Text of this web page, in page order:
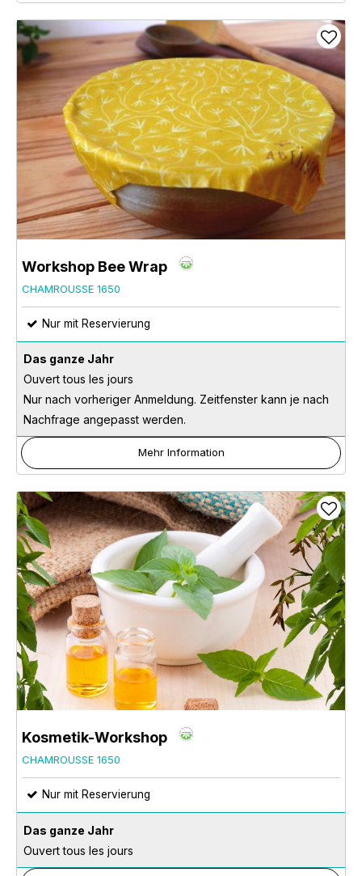
Workshop Bee Wrap
CHAMROUSSE 1650
Nur mit Reservierung
Das ganze Jahr
Ouvert tous les jours
Nur nach vorheriger Anmeldung. Zeitfenster kann je nach
Nachfrage angepasst werden.
Mehr Information
Kosmetik-Workshop
CHAMROUSSE 1650
Nur mit Reservierung
Das ganze Jahr
Ouvert tous les jours